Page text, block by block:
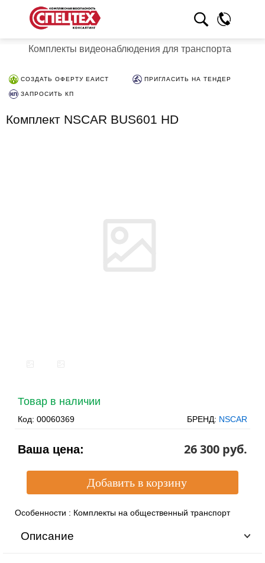
Комплекты видеонаблюдения для транспорта
СОЗДАТЬ ОФЕРТУ ЕАИСТ ПРИГЛАСИТЬ НА ТЕНДЕР
ЗАПРОСИТЬ КП
Комплект NSCAR BUS601 HD
Товар в наличии
Код: 00060369 БРЕНД: NSCAR
Ваша цена: 26 300 pуб.
Особенности : Комплекты на общественный транспорт
Описание